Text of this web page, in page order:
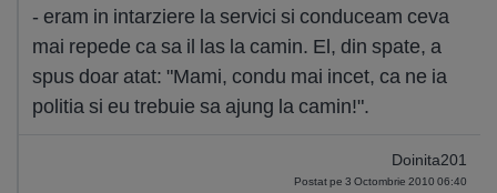
- eram in intarziere la servici si conduceam ceva
mai repede ca sa il las la camin. El, din spate, a
spus doar atat: "Mami, condu mai incet, ca ne ia
politia si eu trebuie sa ajung la camin!".
Doinita201
Postat pe 3 Octombrie 2010 06:40